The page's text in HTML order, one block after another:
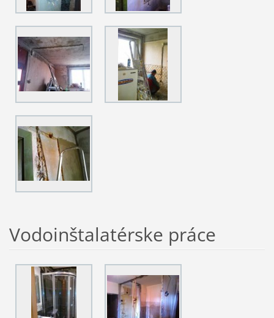
Vodoinštalatérske práce